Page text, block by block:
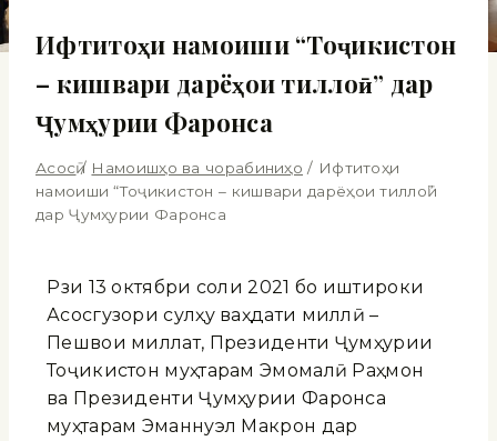
Ифтитоҳи намоиши “Тоҷикистон
– кишвари дарёҳои тиллоӣ” дар
Ҷумҳурии Фаронса
Асосӣ / Намоишҳо ва чорабиниҳо / Ифтитоҳи
намоиши “Тоҷикистон – кишвари дарёҳои тиллоӣ”
дар Ҷумҳурии Фаронса
Рӯзи 13 октябри соли 2021 бо иштироки
Асосгузори сулҳу ваҳдати миллӣ –
Пешвои миллат, Президенти Ҷумҳурии
Тоҷикистон муҳтарам Эмомалӣ Раҳмон
ва Президенти Ҷумҳурии Фаронса
муҳтарам Эманнуэл Макрон дар